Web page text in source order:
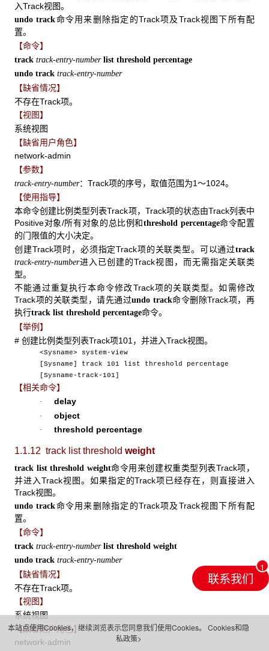
入Track视图。
undo track命令用来删除指定的Track项及Track视图下所有配
置。
【命令】
track track-entry-number list threshold percentage
undo track track-entry-number
【缺省情况】
不存在Track项。
【视图】
系统视图
【缺省用户角色】
network-admin
【参数】
track-entry-number：Track项的序号，取值范围为1～1024。
【使用指导】
本命令创建比例类型列表Track项，Track项的状态由Track列表中
Positive对象/所有对象的总比例和threshold percentage命令配置
的门限值的大小决定。
创建Track项时，必须指定Track项的关联类型。可以通过track
track-entry-number进入已创建的Track视图，而无需指定关联类
型。
不能通过重复执行本命令修改Track项的关联类型。如需修改
Track项的关联类型，请先通过undo track命令删除Track项，再
执行track list threshold percentage命令。
【举例】
# 创建比例类型列表Track项101，并进入Track视图。
<Sysname> system-view
[Sysname] track 101 list threshold percentage
[Sysname-track-101]
【相关命令】
· delay
· object
· threshold percentage
1.1.12 track listthreshold weight
track list threshold weight命令用来创建权重类型列表Track项，
并进入Track视图。如果指定的Track项已经存在，则直接进入
Track视图。
undo track命令用来删除指定的Track项及Track视图下所有配
置。
【命令】
track track-entry-number list threshold weight
undo track track-entry-number
【缺省情况】
不存在Track项。
【视图】
系统视图
【缺省用户角色】
network-admin
联系我们
本站点使用Cookies，继续浏览表示您同意我们使用Cookies。 Cookies和隐
私政策>